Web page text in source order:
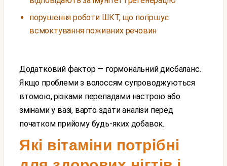
порушення роботи ШКТ, що погіршує
всмоктування поживних речовин
Додатковий фактор — гормональний дисбаланс.
Якщо проблеми з волоссям супроводжуються
втомою, різками перепадами настрою або
змінами у вазі, варто здати аналізи перед
початком прийому будь-яких добавок.
Які вітаміни потрібні